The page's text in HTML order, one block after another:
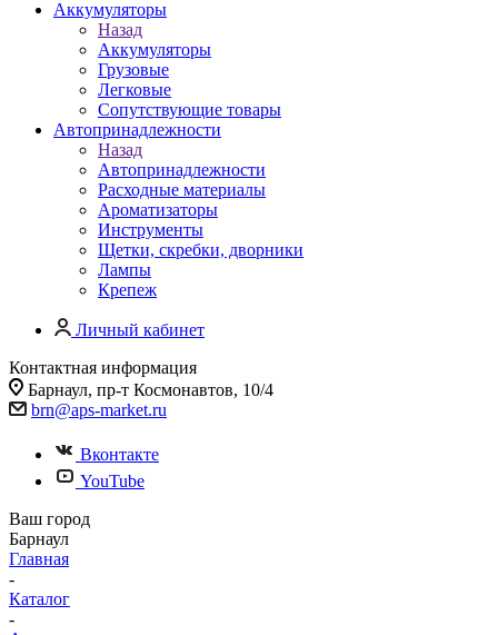
Аккумуляторы
Назад
Аккумуляторы
Грузовые
Легковые
Сопутствующие товары
Автопринадлежности
Назад
Автопринадлежности
Расходные материалы
Ароматизаторы
Инструменты
Щетки, скребки, дворники
Лампы
Крепеж
Личный кабинет
Контактная информация
Барнаул, пр-т Космонавтов, 10/4
brn@aps-market.ru
Вконтакте
YouTube
Ваш город
Барнаул
Главная
-
Каталог
-